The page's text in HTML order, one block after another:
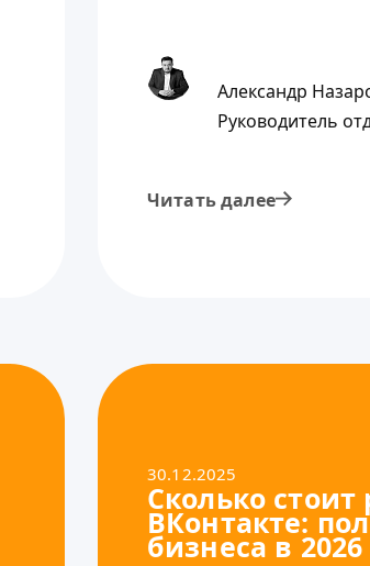
Александр
Руководитель
Читать далее
30.12.2025
Сколько
ВКонтакте:
бизнеса в 2026